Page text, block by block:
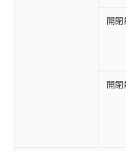
開閉
開閉
※1 対応状況
対応済み
非含有に対応